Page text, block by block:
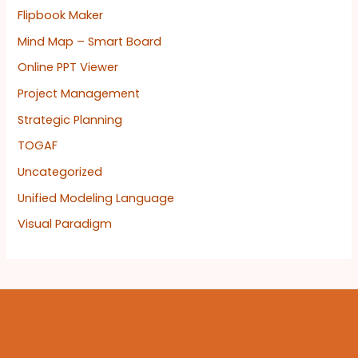
Flipbook Maker
Mind Map – Smart Board
Online PPT Viewer
Project Management
Strategic Planning
TOGAF
Uncategorized
Unified Modeling Language
Visual Paradigm